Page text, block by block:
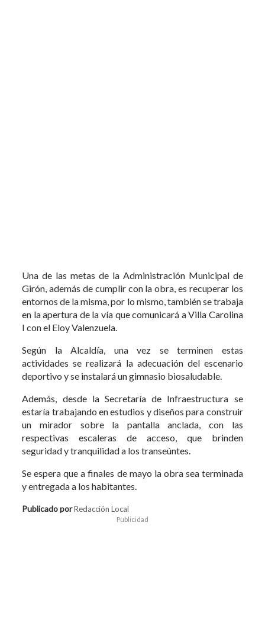
Una de las metas de la Administración Municipal de
Girón, además de cumplir con la obra, es recuperar los
entornos de la misma, por lo mismo, también se trabaja
en la apertura de la vía que comunicará a Villa Carolina
I con el Eloy Valenzuela.
Según la Alcaldía, una vez se terminen estas
actividades se realizará la adecuación del escenario
deportivo y se instalará un gimnasio biosaludable.
Además, desde la Secretaría de Infraestructura se
estaría trabajando en estudios y diseños para construir
un mirador sobre la pantalla anclada, con las
respectivas escaleras de acceso, que brinden
seguridad y tranquilidad a los transeúntes.
Se espera que a finales de mayo la obra sea terminada
y entregada a los habitantes.
Publicado porRedacción Local
Publicidad